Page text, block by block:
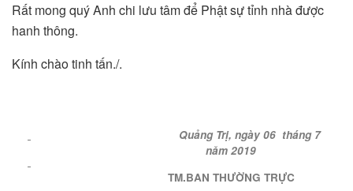
Rất mong quý Anh chi lưu tâm để Phật sự tỉnh nhà được
hanh thông.
Kính chào tinh tấn./.
Quảng Trị, ngày 06 tháng 7
năm 2019
TM.BAN THƯỜNG TRỰC